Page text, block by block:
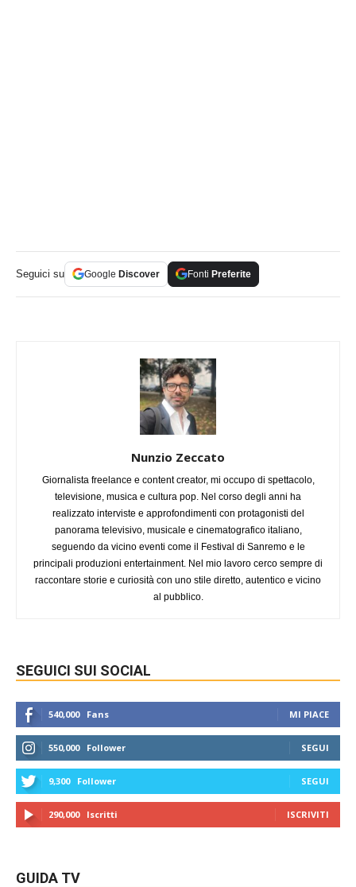
Seguici su Google Discover Fonti Preferite
Nunzio Zeccato
Giornalista freelance e content creator, mi occupo di spettacolo,
televisione, musica e cultura pop. Nel corso degli anni ha
realizzato interviste e approfondimenti con protagonisti del
panorama televisivo, musicale e cinematografico italiano,
seguendo da vicino eventi come il Festival di Sanremo e le
principali produzioni entertainment. Nel mio lavoro cerco sempre di
raccontare storie e curiosità con uno stile diretto, autentico e vicino
al pubblico.
SEGUICI SUI SOCIAL
540,000 Fans MI PIACE
550,000 Follower SEGUI
9,300 Follower SEGUI
290,000 Iscritti ISCRIVITI
GUIDA TV